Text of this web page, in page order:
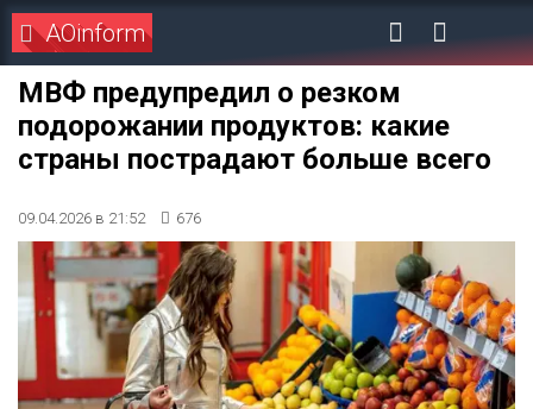
AOinform
МВФ предупредил о резком
подорожании продуктов: какие
страны пострадают больше всего
09.04.2026 в 21:52 676